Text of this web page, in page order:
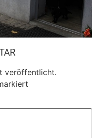
veröffentlicht.